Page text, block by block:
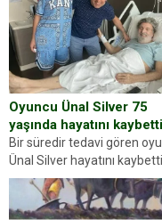
dikkatinizi en...
Oyuncu Ünal Silver 75
yaşında hayatını kaybetti
Bir süredir tedavi gören
Ünal Silver hayatını kaybetti.
Haberi, oyuncunun
ajansı duyurdu. Renda
sosyal medya hesabında